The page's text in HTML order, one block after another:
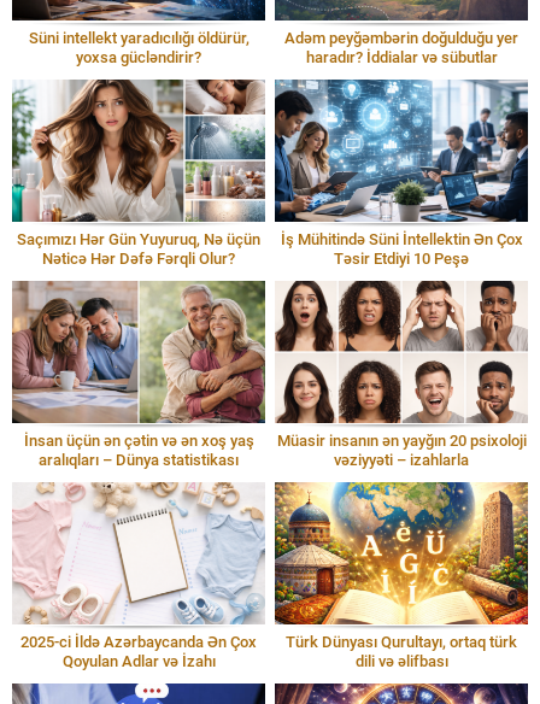
Süni intellekt yaradıcılığı öldürür,
yoxsa gücləndirir?
Adəm peyğəmbərin doğulduğu yer
haradır? İddialar və sübutlar
Saçımızı Hər Gün Yuyuruq, Nə üçün
Nəticə Hər Dəfə Fərqli Olur?
İş Mühitində Süni İntellektin Ən Çox
Təsir Etdiyi 10 Peşə
İnsan üçün ən çətin və ən xoş yaş
aralıqları – Dünya statistikası
Müasir insanın ən yayğın 20 psixoloji
vəziyyəti – izahlarla
2025-ci İldə Azərbaycanda Ən Çox
Qoyulan Adlar və İzahı
Türk Dünyası Qurultayı, ortaq türk
dili və əlifbası